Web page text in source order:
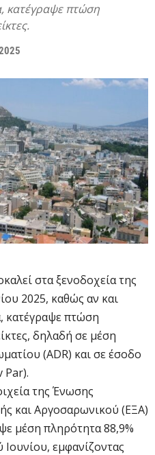
κατέγραψε πτώση
στα ξενοδοχεία της
2025, καθώς αν και
κατέγραψε πτώση
δηλαδή σε μέση
(ADR) και σε έσοδο
Par).
της Ένωσης
και Αργοσαρωνικού (ΕΞΑ)
μέση πληρότητα 88,9%
εμφανίζοντας